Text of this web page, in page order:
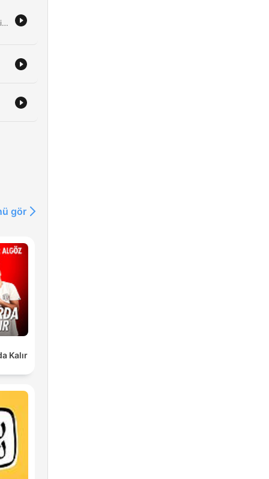
In dieser Folge begrüßen die Moderatorinnen die Privatdetektivin Lena Körner, die spannende Einblicke in ihren beruflichen Alltag gibt. Das Gespräch beleuchtet Methoden der Online-Recherche, die rechtlichen Grenzen bei Observationen sowie die Herausforderungen, bei der Suche nach vermissten Personen oder der Aufdeckung von Untreue professionell und seriös zu bleiben. Zudem diskutieren die Sprecherinnen über skurrile Erlebnisse, die Bedeutung von Intuition und die saisonalen Schwankungen in der Detektei. Die Folge endet mit einem spielerischen Szenario zur Erstellung einer Checkliste für Betrug sowie einem Ausblick auf das nächste Thema: die Traumdeutung.
gör
Kalır